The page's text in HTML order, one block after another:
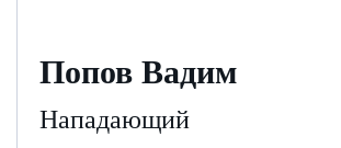
Попов Вадим
Нападающий